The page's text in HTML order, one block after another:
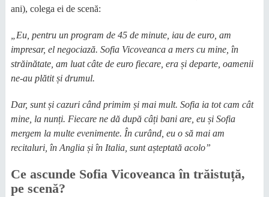
ani), colega ei de scenă:
„Eu, pentru un program de 45 de minute, iau de euro, am
impresar, el negociază. Sofia Vicoveanca a mers cu mine, în
străinătate, am luat câte de euro fiecare, era și departe, oamenii
ne-au plătit și drumul.
Dar, sunt și cazuri când primim și mai mult. Sofia ia tot cam cât
mine, la nunți. Fiecare ne dă după câți bani are, eu și Sofia
mergem la multe evenimente. În curând, eu o să mai am
recitaluri, în Anglia și în Italia, sunt așteptată acolo”
Ce ascunde Sofia Vicoveanca în trăistuță,
pe scenă?